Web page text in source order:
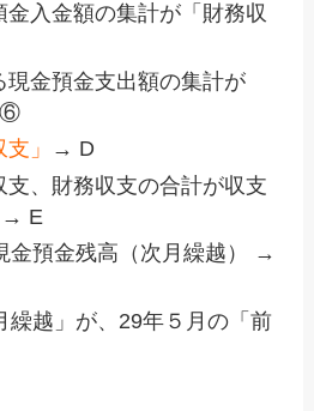
入金額の集計が「財務収
現金預金支出額の集計が
⑥
支」
→ D
支、財務収支の合計が収支
→ E
金預金残高（次月繰越） →
繰越」が、29年５月の「前